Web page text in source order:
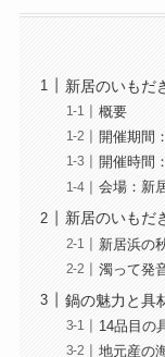
新居のいもだ
概要
開催期間
開催時間
会場：新
新居のいもだ
新居浜の
濁って発
鍋の魅力と具
14品目の
地元産の